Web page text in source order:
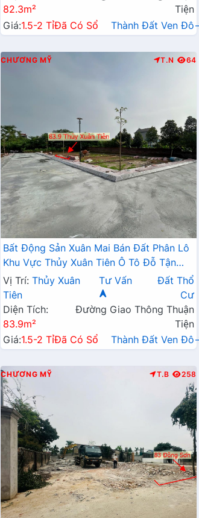
82.3m²
Tiện
Giá:1.5-2 TỉĐã Có Sổ Thành Đất Ven
CHƯƠNG MỸ T.N 64
Bất Động Sản Xuân Mai Bán Đất Phân Lô
Khu Vực Thủy Xuân Tiên Ô Tô Đỗ Tận
Đất Sát Trục Chính Kinh Doanh Liên Xã
Gần QL21A
Vị Trí: Thủy Xuân
Tiên
Tư Vấn
Đất Thổ
Cư
Diện Tích:
83.9m²
Đường Giao Thông Thuận
Tiện
Giá:1.5-2 TỉĐã Có Sổ Thành Đất Ven
CHƯƠNG MỸ T.B 258